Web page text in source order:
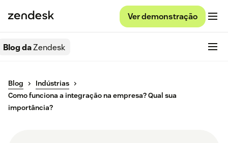
Ver demonstração
Blog daZendesk
Blog
Indústrias
Como funciona a integração na empresa? Qual sua
importância?